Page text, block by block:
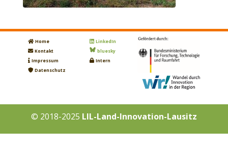
Home
Kontakt
Impressum
Datenschutz
LinkedIn
bluesky
Intern
© 2018-2025 LIL-Land-Innovation-Lausitz